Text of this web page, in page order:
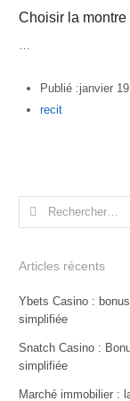
Choisir la
Publié :janvier
Author
recit
Rechercher :
Articles récents
Ybets Casino :
simplifiée
Snatch Casino :
simplifiée
Marché immobilier :